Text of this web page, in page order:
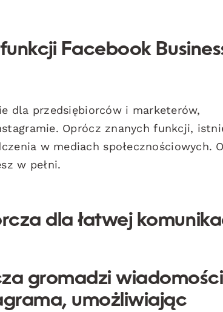
Facebook
dla przedsiębiorców i marketerów,
Oprócz znanych funkcji,
w mediach społecznościowych.
w pełni.
dla łatwej
gromadzi
umożliwiając